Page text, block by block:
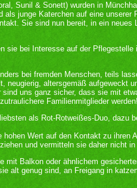
Sunil & Sonett) wurden in
junge Katerchen auf eine unserer
Sie sind nun bereit, in ein neues
sie bei Interesse auf der Pflegestelle
bei fremden Menschen, teils
neugierig, altersgemäß aufgeweckt
uns ganz sicher, dass sie mit
Familienmitglieder werden!
als Rot-Rotweißes-Duo, dazu
Wert auf den Kontakt zu ihren
und vermitteln sie daher nicht
mit Balkon oder ähnlichem
alt genug sind, an Freigang in